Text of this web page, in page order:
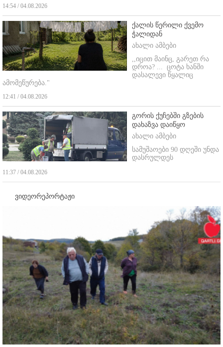
14:54 / 04.08.2026
ქალის წერილი ქვემო
ჭალიდან
ახალი ამბები
,,იცით მაინც, გარეთ რა
დროა? ... ცოტა ხანში
დასალევი წყალიც
ამომეწურება."
12:41 / 04.08.2026
გორის ქუჩებში გზების
დახაზვა დაიწყო
ახალი ამბები
სამუშაოები 90 დღეში უნდა
დასრულდეს
11:37 / 04.08.2026
ვიდეორეპორტაჟი